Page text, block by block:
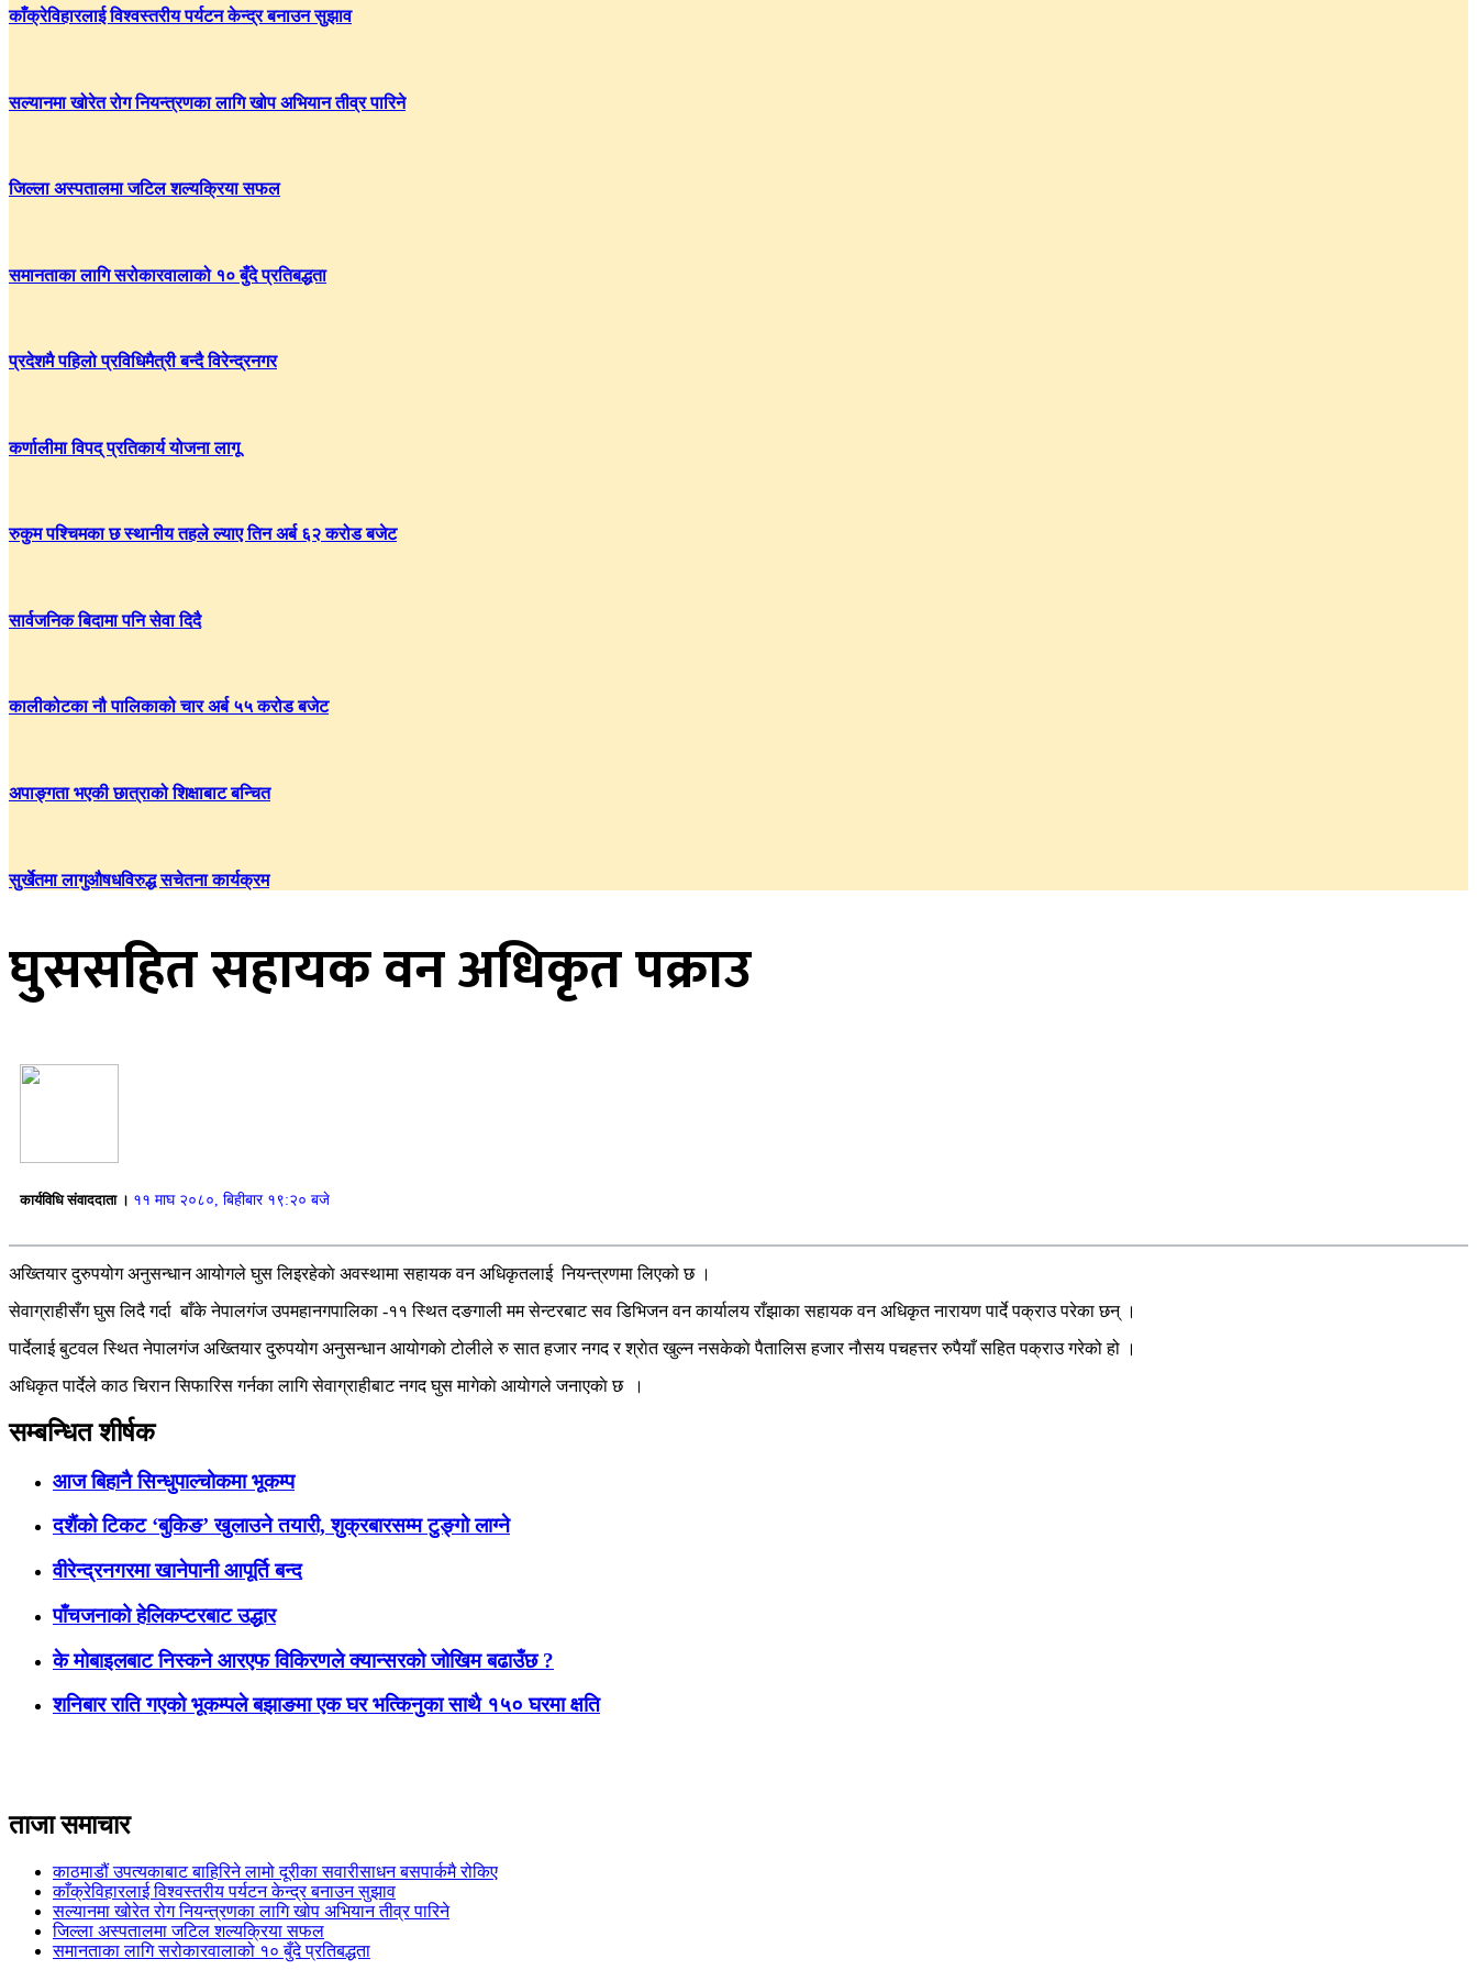
काँक्रेविहारलाई विश्वस्तरीय पर्यटन केन्द्र बनाउन सुझाव
सल्यानमा खोरेत रोग नियन्त्रणका लागि खोप अभियान तीव्र पारिने
जिल्ला अस्पतालमा जटिल शल्यक्रिया सफल
समानताका लागि सरोकारवालाको १० बुँदे प्रतिबद्धता
प्रदेशमै पहिलो प्रविधिमैत्री बन्दै विरेन्द्रनगर
कर्णालीमा विपद् प्रतिकार्य योजना लागू
रुकुम पश्चिमका छ स्थानीय तहले ल्याए तिन अर्ब ६२ करोड बजेट
सार्वजनिक बिदामा पनि सेवा दिदै
कालीकोटका नौ पालिकाको चार अर्ब ५५ करोड बजेट
अपाङ्गता भएकी छात्राको शिक्षाबाट बन्चित
सुर्खेतमा लागुऔषधविरुद्ध सचेतना कार्यक्रम
घुससहित सहायक वन अधिकृत पक्राउ
कार्यविधि संवाददाता । ११ माघ २०८०, बिहीबार १९:२० बजे
अख्तियार दुरुपयोग अनुसन्धान आयोगले घुस लिइरहेकाे अवस्थामा सहायक वन अधिकृतलाई नियन्त्रणमा लिएको छ ।
सेवाग्राहीसँग घुस लिदै गर्दा बाँके नेपालगंज उपमहानगपालिका -११ स्थित दङगाली मम सेन्टरबाट सव डिभिजन वन कार्यालय राँझाका सहायक वन अधिकृत नारायण पार्दे पक्राउ परेका छन् ।
पार्देलाई बुटवल स्थित नेपालगंज अख्तियार दुरुपयोग अनुसन्धान आयोगकाे टोलीले रु सात हजार नगद र श्राेत खुल्न नसकेकाे पैतालिस हजार नाैसय पचहत्तर रुपैयाँ सहित पक्राउ गरेको हो ।
अधिकृत पार्देले काठ चिरान सिफारिस गर्नका लागि सेवाग्राहीबाट नगद घुस मागेकाे आयाेगले जनाएकाे छ ।
सम्बन्धित शीर्षक
आज बिहानै सिन्धुपाल्चोकमा भूकम्प
दशैंको टिकट ‘बुकिङ’ खुलाउने तयारी, शुक्रबारसम्म टुङ्गो लाग्ने
वीरेन्द्रनगरमा खानेपानी आपूर्ति बन्द
पाँचजनाको हेलिकप्टरबाट उद्धार
के मोबाइलबाट निस्कने आरएफ विकिरणले क्यान्सरको जोखिम बढाउँछ ?
शनिबार राति गएको भूकम्पले बझाङमा एक घर भत्किनुका साथै १५० घरमा क्षति
ताजा समाचार
काठमाडौं उपत्यकाबाट बाहिरिने लामो दूरीका सवारीसाधन बसपार्कमै रोकिए
काँक्रेविहारलाई विश्वस्तरीय पर्यटन केन्द्र बनाउन सुझाव
सल्यानमा खोरेत रोग नियन्त्रणका लागि खोप अभियान तीव्र पारिने
जिल्ला अस्पतालमा जटिल शल्यक्रिया सफल
समानताका लागि सरोकारवालाको १० बुँदे प्रतिबद्धता